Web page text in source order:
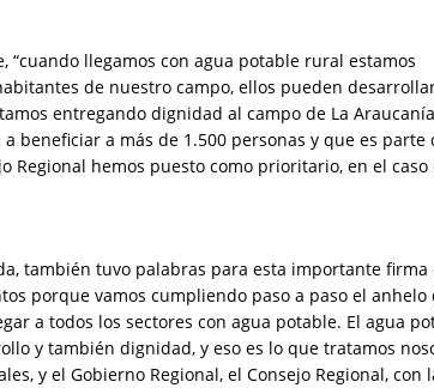
llegamos con agua potable rural estamos
de nuestro campo, ellos pueden
entregando dignidad al campo de La
beneficiar a más de 1.500 personas y que es parte
Regional hemos puesto como prioritario, en el caso
también tuvo palabras para esta importante firma
porque vamos cumpliendo paso a paso el anhelo
a todos los sectores con agua potable. El agua
y también dignidad, y eso es lo que tratamos
y el Gobierno Regional, el Consejo Regional, con